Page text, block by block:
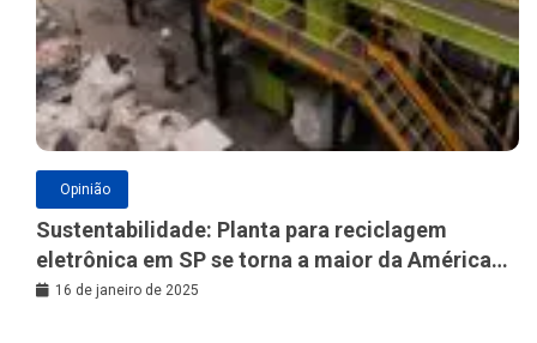
Opinião
Sustentabilidade: Planta para reciclagem
eletrônica em SP se torna a maior da América
Latina
16 de janeiro de 2025